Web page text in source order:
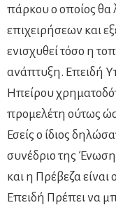
πάρκου ο οποίος θα
επιχειρήσεων και
ενισχυθεί τόσο η
ανάπτυξη. Επειδή
Ηπείρου
προμελέτη ούτως
Εσείς ο ίδιος
συνέδριο της
και η Πρέβεζα είναι
Επειδή Πρέπει να